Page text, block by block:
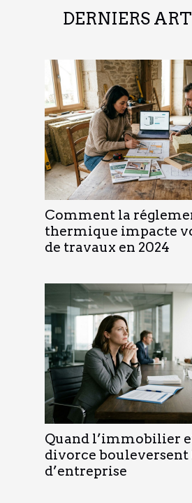
DERNIERS
Comment la
thermique impacte
de travaux en 2024
Quand l’immobilier
divorce bouleversent
d’entreprise